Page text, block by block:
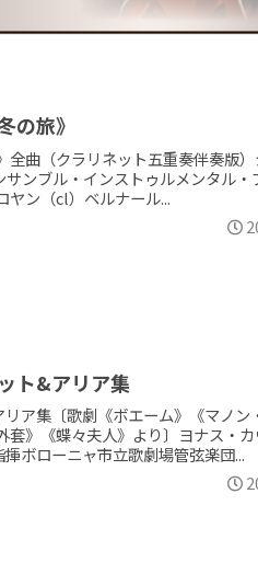
の旅》
全曲（クラリネット五重奏伴奏版
ンブル・インストゥルメンタル・
ヤン（cl）ベルナール...
ト&アリア集
ア集〔歌劇《ボエーム》《マノン
套》《蝶々夫人》より〕ヨナス・
ボローニャ市立歌劇場管弦楽団...